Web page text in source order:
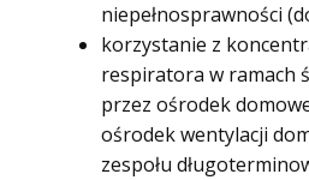
niepełnosprawności
korzystanie z
respiratora w ramach
przez ośrodek
ośrodek wentylacji
zespołu